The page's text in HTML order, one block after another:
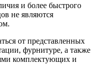
и более быстрого
не являются
от представленных
фурнитуре, а также
комплектующих и